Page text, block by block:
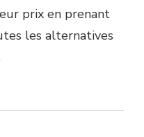
prix en prenant
les alternatives